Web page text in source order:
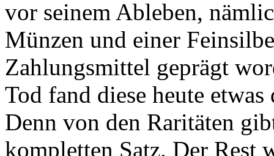
vor seinem Ableben,
Münzen und einer
Zahlungsmittel geprägt
Tod fand diese heute
Denn von den Raritäten
kompletten Satz. Der Rest